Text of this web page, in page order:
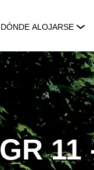
DÓNDE ALOJARSE
GR